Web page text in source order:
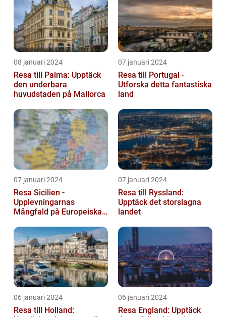
08 januari 2024
Resa till Palma: Upptäck
den underbara
huvudstaden på Mallorca
07 januari 2024
Resa till Portugal -
Utforska detta fantastiska
land
07 januari 2024
Resa Sicilien -
Upplevningarnas
Mångfald på Europeiska
07 januari 2024
Resa till Ryssland:
Upptäck det storslagna
landet
06 januari 2024
Resa till Holland:
06 januari 2024
Resa England: Upptäck